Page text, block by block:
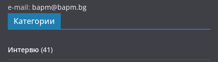
e-mail: bapm@bapm.bg
Категории
Интервю (41)